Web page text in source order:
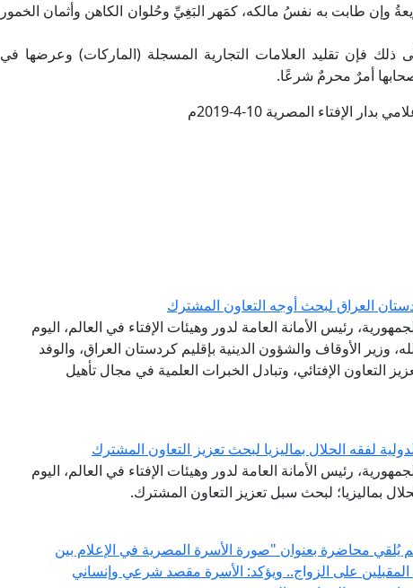
وإن طابت به نفسُ مالكه، كمَهر البَغِيِّ وحُلوان الكاهن وأثمان الخمور
ذلك فإن تقليد العلامات التجارية المسجلة (الماركات) وعرضها في
أمرٌ محرمٌ شرعًا.
بدار الإفتاء المصرية 10-4-2019م
العراق لبحث أوجه التعاون المشترك
رئيس الأمانة العامة لدور وهيئات الإفتاء في العالم، اليوم
وزير الأوقاف والشؤون الدينية بإقليم كردستان العراق، والوفد
التعاون الإفتائي، وتبادل الخبرات العلمية في مجال تأهيل
لفقه الحلال بماليزيا لبحث تعزيز التعاون المشترك
رئيس الأمانة العامة لدور وهيئات الإفتاء في العالم، اليوم
بماليزيا؛ لبحث سبل تعزيز التعاون المشترك.
يُلقي محاضرة بعنوان "صورة الأسرة المصرية في الإعلام بين
على الزواج.. ويؤكد: الأسرة مقصد شرعي وإنساني